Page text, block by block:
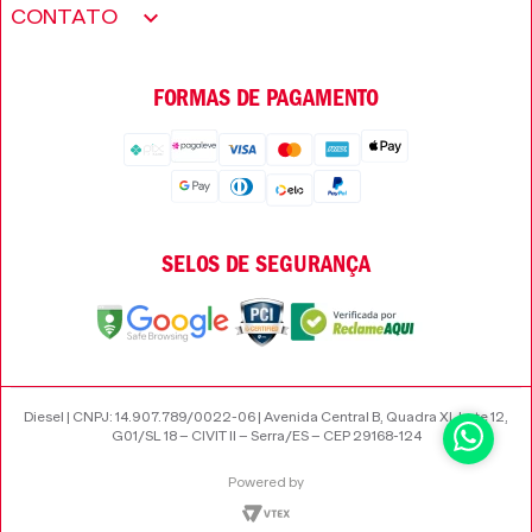
Trabalhe conosco
Encontre uma loja
Seja um revendedor
CONTATO
FORMAS DE PAGAMENTO
SELOS DE SEGURANÇA
Diesel | CNPJ: 14.907.789/0022-06 | Avenida Central B, Quadra XI, Lote 12,
G01/SL 18 – CIVIT II – Serra/ES – CEP 29168-124